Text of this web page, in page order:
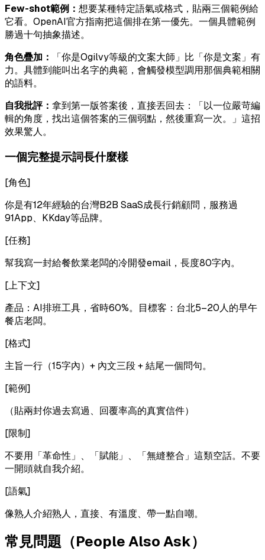
Few-shot範例： 想要某種特定語氣或格式，貼兩三個範例給
它看。OpenAI官方指南把這個排在第一優先。一個具體範例
勝過十句抽象描述。
角色疊加：
「你是Ogilvy等級的文案大師」比「你是文案」有
力。具體到能叫出名字的典範，會觸發模型調用那個典範相關
的語料。
自我批評： 拿到第一版答案後，直接丟回去：「以一位嚴苛編
輯的角度，找出這個答案的三個弱點，然後重寫一次。」這招
效果驚人。
一個完整提示詞長什麼樣
[角色]
你是有12年經驗的台灣B2B SaaS成長行銷顧問，服務過
91App、KKday等品牌。
[任務]
幫我寫一封給餐飲業老闆的冷開發email，長度80字內。
[上下文]
產品：AI排班工具，省時60%。目標客：台北5–20人的早午
餐店老闆。
[格式]
主旨一行（15字內）+ 內文三段 + 結尾一個問句。
[範例]
（貼兩封你過去寫過、回覆率高的真實信件）
[限制]
不要用「革命性」、「賦能」、「無縫整合」這類空話。不要
一開頭就自我介紹。
[語氣]
像熟人介紹熟人，直接、有溫度、帶一點自嘲。
常見問題（People Also Ask）